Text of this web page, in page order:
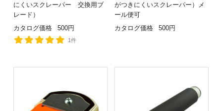
にくいスクレーパー 交換用ブ
レード）
カタログ価格
500円
1件
がつきにくいスクレーパー）メ
ール便可
カタログ価格
500円